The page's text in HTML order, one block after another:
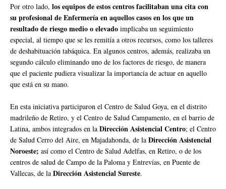
Por otro lado, los equipos de estos centros facilitaban una cita con
su profesional de Enfermería en aquellos casos en los que un
resultado de riesgo medio o elevado implicaba un seguimiento
especial, al tiempo que se les remitía a otros recursos, como los talleres
de deshabituación tabáquica. En algunos centros, además, realizaba un
segundo cálculo eliminando uno de los factores de riesgo, de manera
que el paciente pudiera visualizar la importancia de actuar en aquello
que está en su mano.
En esta iniciativa participaron el Centro de Salud Goya, en el distrito
madrileño de Retiro, y el Centro de Salud Campamento, en el barrio de
Latina, ambos integrados en la Dirección Asistencial Centro; el Centro
de Salud Cerro del Aire, en Majadahonda, de la Dirección Asistencial
Noroeste; así como el Centro de Salud Adelfas, en Retiro, o de los
centros de salud de Campo de la Paloma y Entrevías, en Puente de
Vallecas, de la Dirección Asistencial Sureste.